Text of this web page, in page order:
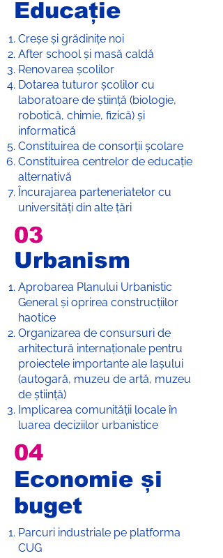
Educație
Creșe și grădinițe noi
After school și masă caldă
Renovarea școlilor
Dotarea tuturor școlilor cu
laboratoare de știință (biologie,
robotică, chimie, fizică) și
informatică
Constituirea de consorții școlare
Constituirea centrelor de educație
alternativă
Încurajarea parteneriatelor cu
universități din alte țări
03
Urbanism
Aprobarea Planului Urbanistic
General și oprirea construcțiilor
haotice
Organizarea de consursuri de
arhitectură internaționale pentru
proiectele importante ale Iașului
(autogară, muzeu de artă, muzeu
de știință)
Implicarea comunității locale în
luarea deciziilor urbanistice
04
Economie și
buget
Parcuri industriale pe platforma
CUG